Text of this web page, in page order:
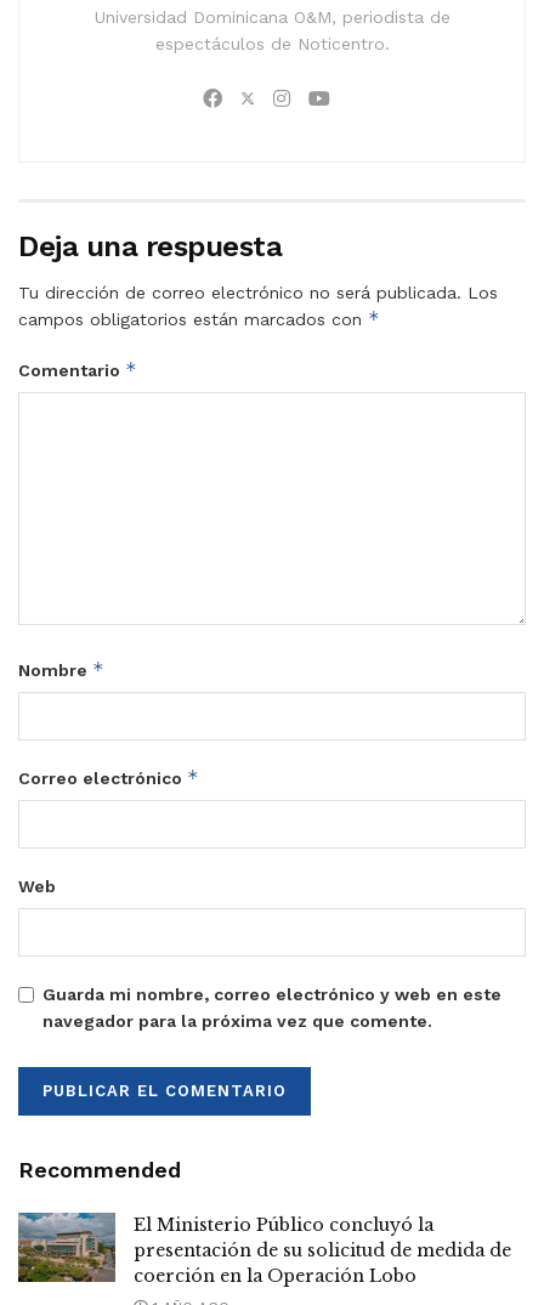
Universidad Dominicana O&M, periodista de
espectáculos de Noticentro.
Deja una respuesta
Tu dirección de correo electrónico no será publicada. Los
campos obligatorios están marcados con *
Comentario *
Nombre *
Correo electrónico *
Web
Guarda mi nombre, correo electrónico y web en este
navegador para la próxima vez que comente.
Recommended
El Ministerio Público concluyó la
presentación de su solicitud de medida de
coerción en la Operación Lobo